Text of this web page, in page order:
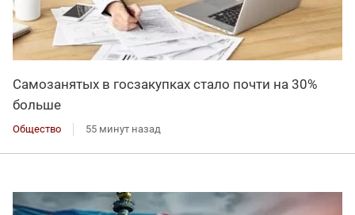
Самозанятых в госзакупках стало почти на 30%
больше
Общество 55 минут назад